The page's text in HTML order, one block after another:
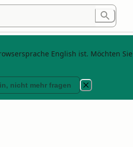
English ist. Möchten
nicht mehr fragen